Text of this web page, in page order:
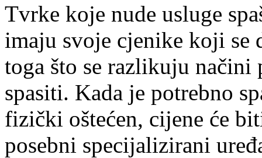
Tvrke koje nude usluge
imaju svoje cjenike koji se
toga što se razlikuju načini
spasiti. Kada je potrebno
fizički oštećen, cijene će
posebni specijalizirani